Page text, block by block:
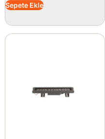
Sepete Ekle